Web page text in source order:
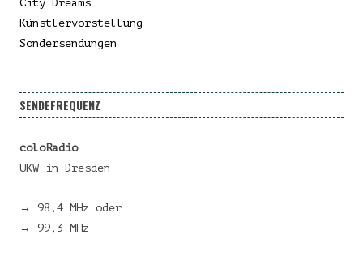
City Dreams
Künstlervorstellung
Sondersendungen
SENDEFREQUENZ
coloRadio
UKW in Dresden
→ 98,4 MHz oder
→ 99,3 MHz